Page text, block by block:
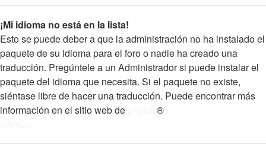
¡Mi idioma no está en la lista!
Esto se puede deber a que la administración no ha instalado el
paquete de su idioma para el foro o nadie ha creado una
traducción. Pregúntele a un Administrador si puede instalar el
paquete del idioma que necesita. Si el paquete no existe,
siéntase libre de hacer una traducción. Puede encontrar más
información en el sitio web de
®